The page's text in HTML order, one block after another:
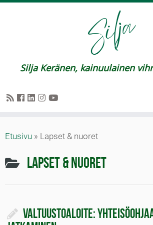
Silja Keränen, kainuulainen
Etusivu » Lapset & nuoret
Lapset & nuoret
Valtuustoaloite: